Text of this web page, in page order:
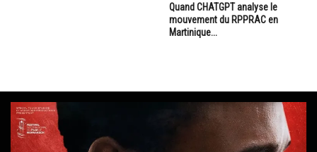
Quand CHATGPT analyse le
mouvement du RPPRAC en
Martinique...